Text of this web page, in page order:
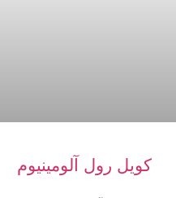
کویل رول آلومینیوم